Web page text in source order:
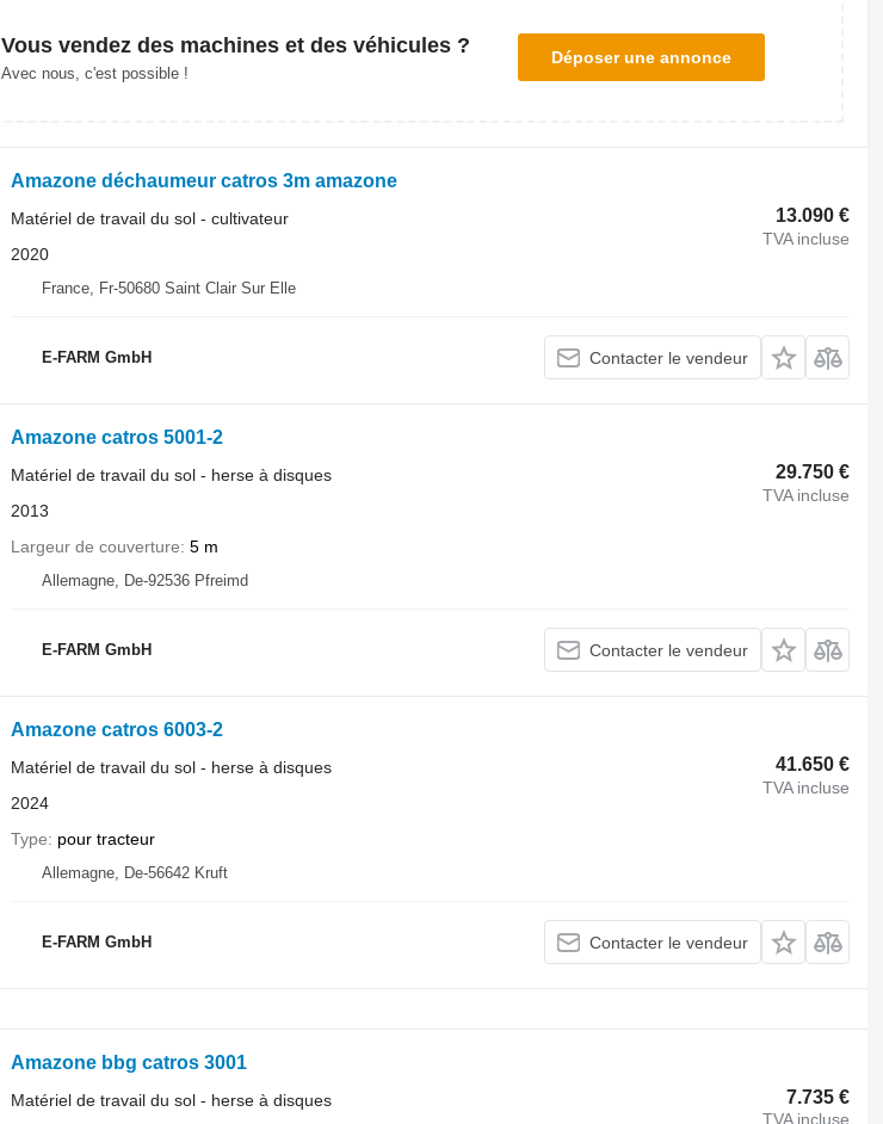
Vous vendez des machines et des véhicules ?
Avec nous, c'est possible !
Déposer une annonce
Amazone déchaumeur catros 3m amazone
13.090 €
TVA incluse
Matériel de travail du sol - cultivateur
2020
France, Fr-50680 Saint Clair Sur Elle
E-FARM GmbH Contacter le vendeur
Amazone catros 5001-2
29.750 €
TVA incluse
Matériel de travail du sol - herse à disques
2013
Largeur de couverture 5 m
Allemagne, De-92536 Pfreimd
E-FARM GmbH Contacter le vendeur
Amazone catros 6003-2
41.650 €
TVA incluse
Matériel de travail du sol - herse à disques
2024
Type
pour tracteur
Allemagne, De-56642 Kruft
E-FARM GmbH Contacter le vendeur
Amazone bbg catros 3001
7.735 €
TVA incluse
Matériel de travail du sol - herse à disques